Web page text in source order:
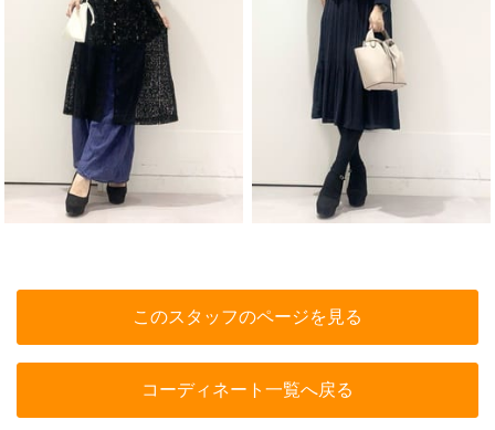
このスタッフのページを見る
コーディネート一覧へ戻る